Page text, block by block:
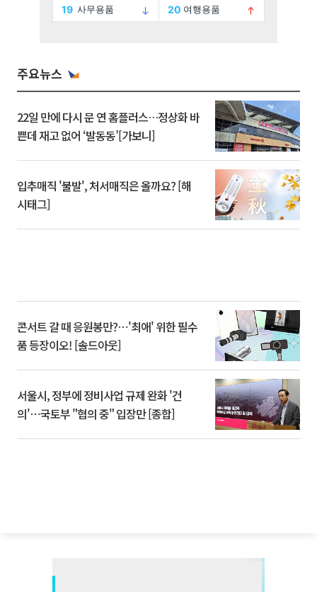
주요뉴스
22일 만에 다시 문 연 홈플러스…정상화 바
쁜데 재고 없어 ‘발동동’[가보니]
입추매직 '불발', 처서매직은 올까요? [해
시태그]
콘서트 갈 때 응원봉만?⋯'최애' 위한 필수
품 등장이오! [솔드아웃]
서울시, 정부에 정비사업 규제 완화 '건
의'⋯국토부 "협의 중" 입장만 [종합]